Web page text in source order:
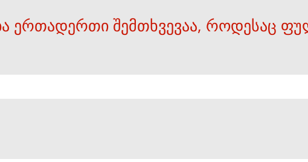
ერთადერთი შემთხვევაა, როდესაც